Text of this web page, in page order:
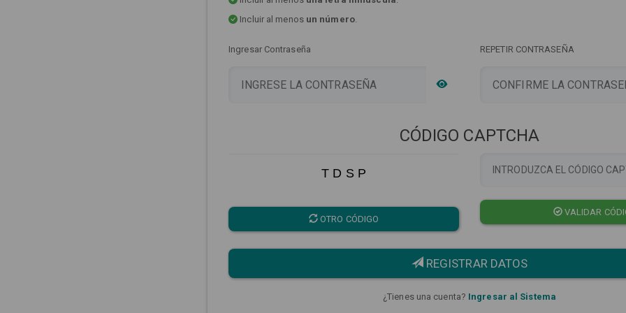
Incluir al menos un número.
Ingresar Contraseña REPETIR CONTRASEÑA
CÓDIGO CAPTCHA
T D S P
OTRO CÓDIGO
VALIDAR
REGISTRAR DATOS
¿Tienes una cuenta? Ingresar al Sistema